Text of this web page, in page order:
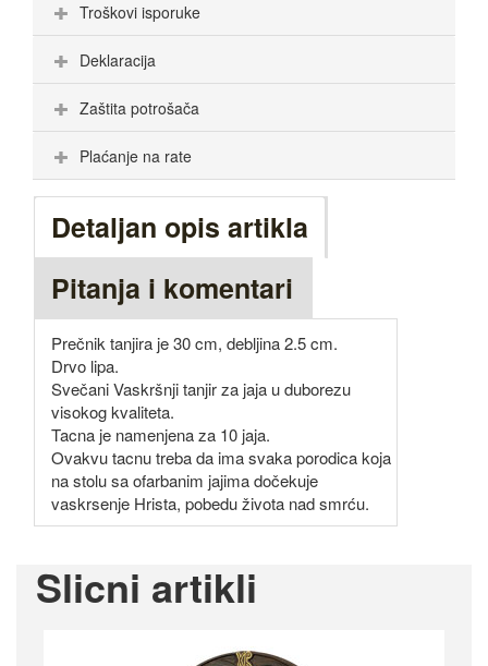
Troškovi isporuke
Deklaracija
Zaštita potrošača
Plaćanje na rate
Detaljan opis artikla
Pitanja i komentari
Prečnik tanjira je 30 cm, debljina 2.5 cm.
Drvo lipa.
Svečani Vaskršnji tanjir za jaja u duborezu
visokog kvaliteta.
Tacna je namenjena za 10 jaja.
Ovakvu tacnu treba da ima svaka porodica koja
na stolu sa ofarbanim jajima dočekuje
vaskrsenje Hrista, pobedu života nad smrću.
Slicni artikli